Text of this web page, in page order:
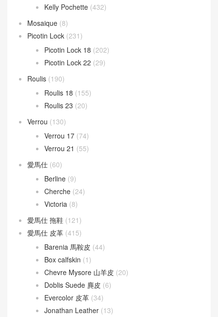
Kelly Pochette (432)
Mosaique (8)
Picotin Lock (231)
Picotin Lock 18 (202)
Picotin Lock 22 (29)
Roulis (190)
Roulis 18 (155)
Roulis 23 (20)
Verrou (130)
Verrou 17 (74)
Verrou 21 (55)
愛馬仕 (60)
Berline (9)
Cherche (24)
Victoria (8)
愛馬仕 拖鞋 (121)
愛馬仕 皮革 (415)
Barenia 馬鞍皮 (44)
Box calfskin (1)
Chevre Mysore 山羊皮 (20)
Doblis Suede 麂皮 (6)
Evercolor 皮革 (34)
Jonathan Leather (13)